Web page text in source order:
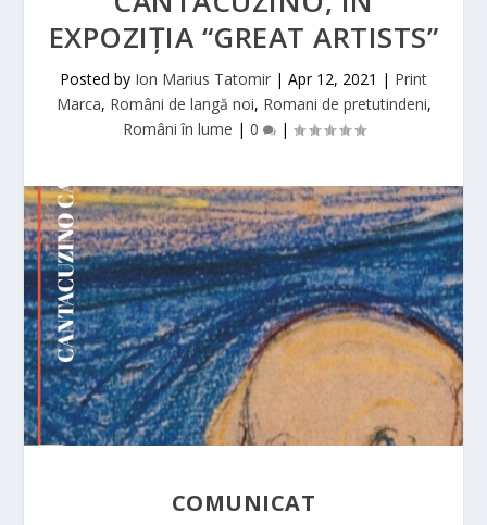
EXPOZIȚIA “GREAT ARTISTS”
Posted by Ion Marius Tatomir | Apr 12, 2021 | Print
Marca, Români de langă noi, Romani de pretutindeni,
Români în lume | 0 |
COMUNICAT